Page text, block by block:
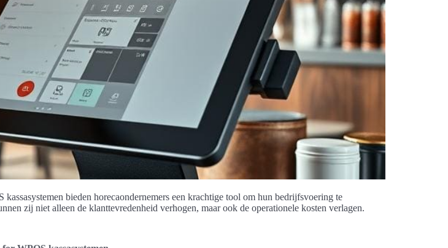
bieden horecaondernemers een krachtige tool om hun bedrijfsvoering te
zij niet alleen de klanttevredenheid verhogen, maar ook de operationele kosten verlagen.